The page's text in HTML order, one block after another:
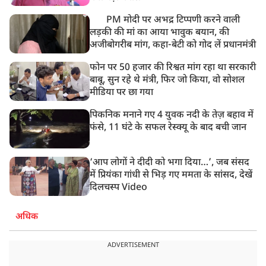
PM मोदी पर अभद्र टिप्पणी करने वाली
लड़की की मां का आया भावुक बयान, की
अजीबोगरीब मांग, कहा-बेटी को गोद लें प्रधानमंत्री
फोन पर 50 हजार की रिश्वत मांग रहा था सरकारी
बाबू, सुन रहे थे मंत्री, फिर जो किया, वो सोशल
मीडिया पर छा गया
पिकनिक मनाने गए 4 युवक नदी के तेज़ बहाव में
फंसे, 11 घंटे के सफल रेस्क्यू के बाद बची जान
‘आप लोगों ने दीदी को भगा दिया…’, जब संसद
में प्रियंका गांधी से भिड़ गए ममता के सांसद, देखें
दिलचस्प Video
अधिक
ADVERTISEMENT